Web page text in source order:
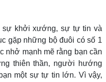
sự khởi xướng, sự tự tin và
gặp những bộ đuôi có số 1
nhở mạnh mẽ rằng bạn cần
thiên thần, người hướng
một sự tự tin lớn. Vì vậy,